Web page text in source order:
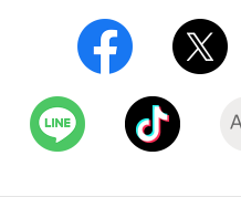
自転車シェアリング（店舗限定
モバイルバッテリーシェアリ
モバイルWi-Fiバッテリーシェ
セブン-イレブンの歴史